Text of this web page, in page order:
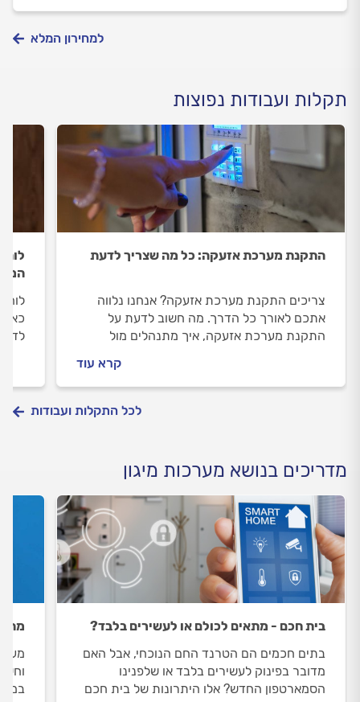
למחירון המלא
תקלות ועבודות נפוצות
התקנת מערכת אזעקה: כל מה שצריך לדעת
צריכים התקנת מערכת אזעקה? אנחנו נלווה
אתכם לאורך כל הדרך. מה חשוב לדעת על
התקנת מערכת אזעקה, איך מתנהלים מול
קרא עוד
לוח
כאן
לכל התקלות ועבודות
מדריכים בנושא מערכות מיגון
בית חכם - מתאים לכולם או לעשירים בלבד?
בתים חכמים הם הטרנד החם הנוכחי, אבל האם
מדובר בפינוק לעשירים בלבד או שלפנינו
הסמארטפון החדש? אלו היתרונות של בית חכם